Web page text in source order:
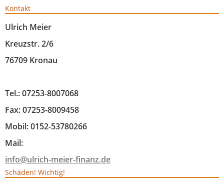
Kontakt
Ulrich Meier
Kreuzstr. 2/6
76709 Kronau
Tel.: 07253-8007068
Fax: 07253-8009458
Mobil: 0152-53780266
Mail:
info@ulrich-meier-finanz.de
Schäden! Wichtig!